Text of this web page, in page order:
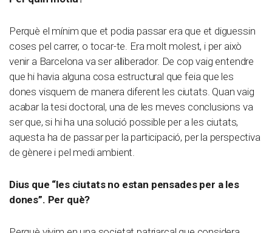
Perquè el mínim que et podia passar era que et diguessin
coses pel carrer, o tocar-te. Era molt molest, i per això
venir a Barcelona va ser alliberador. De cop vaig entendre
que hi havia alguna cosa estructural que feia que les
dones visquem de manera diferent les ciutats. Quan vaig
acabar la tesi doctoral, una de les meves conclusions va
ser que, si hi ha una solució possible per a les ciutats,
aquesta ha de passar per la participació, per la perspectiva
de gènere i pel medi ambient.
Dius que “les ciutats no estan pensades per a les
dones”. Per què?